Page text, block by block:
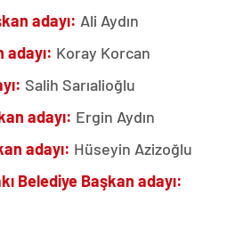
adayı: Ali Aydın
adayı: Koray Korcan
Salih Sarıalioğlu
adayı: Ergin Aydın
adayı: Hüseyin Azizoğlu
Belediye Başkan adayı: